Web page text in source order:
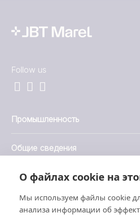
О файлах cookie на
Мы используем файлы cookie
анализа информации об
Follow us
Промышленность
Общие сведения
Компания